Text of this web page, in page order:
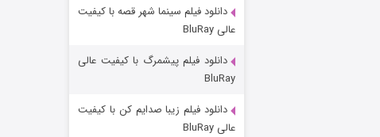
جادوگری در مغولستان
دانلود فیلم سینما شهر قصه با کیفیت
عالی BluRay
دانلود فیلم پیشمرگ با کیفیت عالی
BluRay
دانلود فیلم زیبا صدایم کن با کیفیت
عالی BluRay